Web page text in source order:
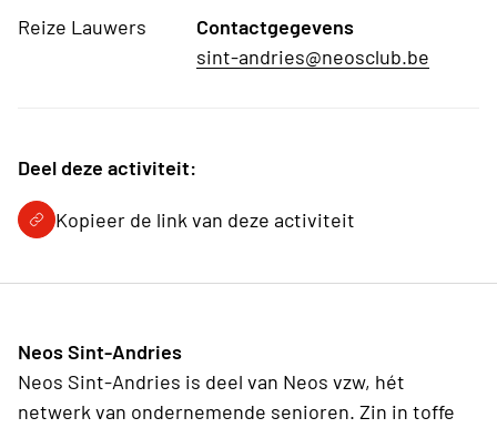
Reize Lauwers
Contactgegevens
sint-andries@neosclub.be
Deel deze activiteit:
Kopieer de link van deze activiteit
Neos Sint-Andries
Neos Sint-Andries is deel van Neos vzw, hét
netwerk van ondernemende senioren. Zin in toffe